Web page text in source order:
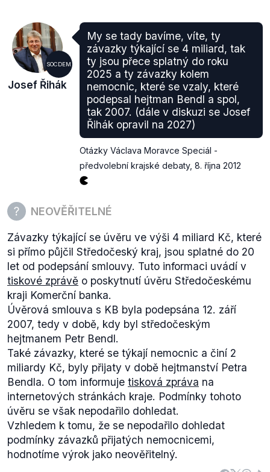
SOCDEM
Josef Řihák
My se tady bavíme, víte, ty
závazky týkající se 4 miliard, tak
ty jsou přece splatný do roku
2025 a ty závazky kolem
nemocnic, které se vzaly, které
podepsal hejtman Bendl a spol,
tak 2007. (dále v diskuzi se Josef
Řihák opravil na 2027)
Otázky Václava Moravce Speciál -
předvolební krajské debaty, 8. října 2012
NEOVĚŘITELNÉ
Závazky týkající se úvěru ve výši 4 miliard Kč, které
si přímo půjčil Středočeský kraj, jsou splatné do 20
let od podepsání smlouvy. Tuto informaci uvádí v
tiskové zprávě o poskytnutí úvěru Středočeskému
kraji Komerční banka.
Úvěrová smlouva s KB byla podepsána 12. září
2007, tedy v době, kdy byl středočeským
hejtmanem Petr Bendl.
Také závazky, které se týkají nemocnic a činí 2
miliardy Kč, byly přijaty v době hejtmanství Petra
Bendla. O tom informuje tisková zpráva na
internetových stránkách kraje. Podmínky tohoto
úvěru se však nepodařilo dohledat.
Vzhledem k tomu, že se nepodařilo dohledat
podmínky závazků přijatých nemocnicemi,
hodnotíme výrok jako neověřitelný.